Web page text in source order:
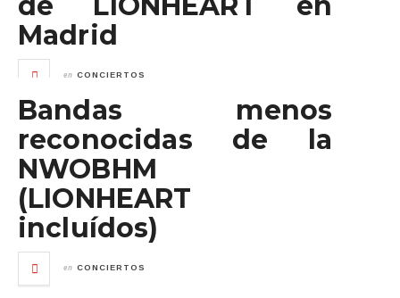
Madrid
en CONCIERTOS
Bandas menos
reconocidas de la
NWOBHM
(LIONHEART
incluídos)
en CONCIERTOS